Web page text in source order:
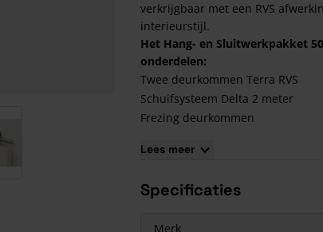
verkrijgbaar met een RVS
interieurstijl.
Het Hang- en Sluitwerkpakket
onderdelen:
Twee deurkommen Terra RVS
Schuifsysteem Delta 2 meter
Frezing deurkommen
Bestel 2x dit hang- en
Optioneel kiest u voor een
Lees meer
Specificaties
Merk